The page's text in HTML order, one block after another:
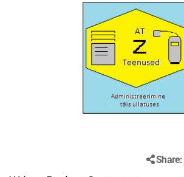
Share: